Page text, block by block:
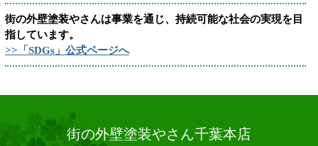
街の外壁塗装やさんは事業を通じ、持続可能な社会の実現を目
指しています。
>>「SDGs」公式ページへ
街の外壁塗装やさん千葉本店